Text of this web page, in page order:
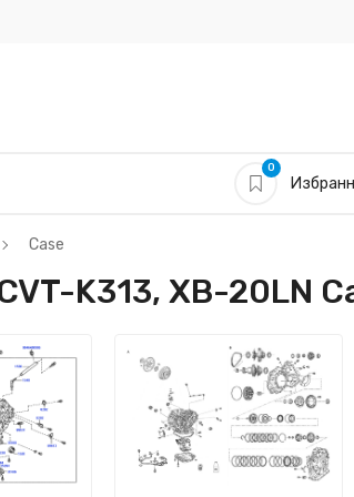
0
Case
K313, XB-20LN